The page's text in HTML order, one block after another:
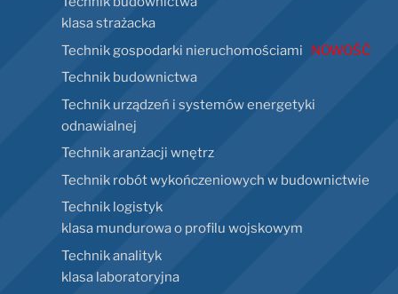
klasa strażacka
Technik gospodarki nieruchomościami
NOWOŚĆ
Technik budownictwa
Technik urządzeń i systemów energetyki
odnawialnej
Technik aranżacji wnętrz
Technik robót wykończeniowych w budownictwie
Technik logistyk
klasa mundurowa o profilu wojskowym
Technik analityk
klasa laboratoryjna